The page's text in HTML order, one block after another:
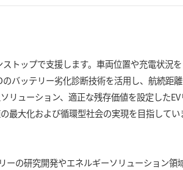
トップで支援します。車両位置や充電状況
バッテリー劣化診断技術を活用し、航続距
リューション、適正な残存価値を設定した
最大化および循環型社会の実現を目指してい
ーの研究開発やエネルギーソリューション